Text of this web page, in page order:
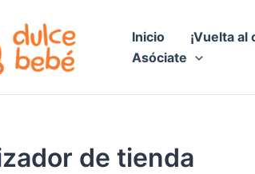
Inicio ¡Vuelta
Asóciate
de tienda